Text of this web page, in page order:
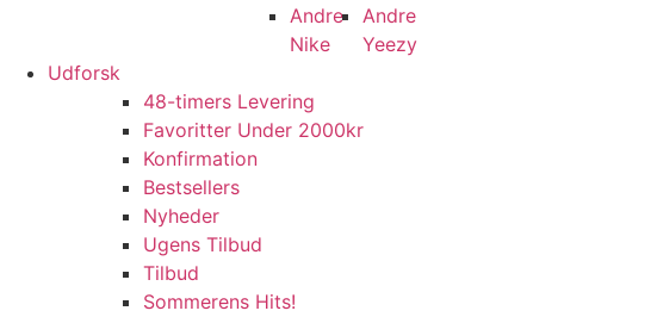
Andre
Nike
Andre
Yeezy
Udforsk
48-timers Levering
Favoritter Under 2000kr
Konfirmation
Bestsellers
Nyheder
Ugens Tilbud
Tilbud
Sommerens Hits!